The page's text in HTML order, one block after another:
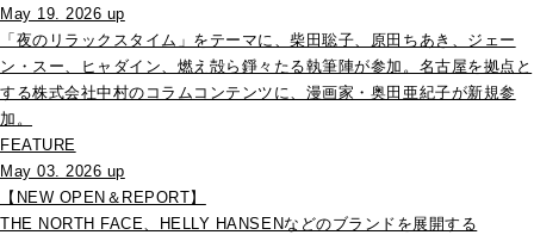
May 19. 2026 up
「夜のリラックスタイム」をテーマに、柴田聡子、原田ちあき、ジェー
ン・スー、ヒャダイン、燃え殻ら錚々たる執筆陣が参加。名古屋を拠点と
する株式会社中村のコラムコンテンツに、漫画家・奥田亜紀子が新規参
加。
FEATURE
May 03. 2026 up
【NEW OPEN＆REPORT】
THE NORTH FACE、HELLY HANSENなどのブランドを展開する